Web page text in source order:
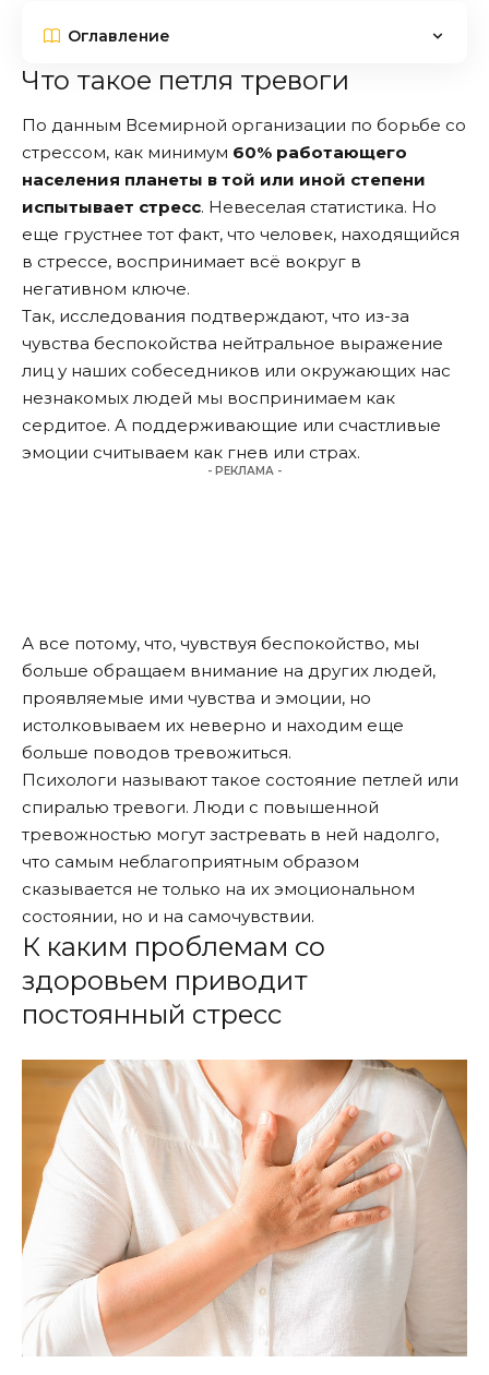
Оглавление
Что такое петля тревоги
По данным Всемирной организации по борьбе со
стрессом, как минимум 60% работающего
населения планеты в той или иной степени
испытывает стресс. Невеселая статистика. Но
еще грустнее тот факт, что человек, находящийся
в стрессе, воспринимает всё вокруг в
негативном ключе.
Так, исследования подтверждают, что из-за
чувства беспокойства нейтральное выражение
лиц у наших собеседников или окружающих нас
незнакомых людей мы воспринимаем как
сердитое. А поддерживающие или счастливые
эмоции считываем как гнев или страх.
- РЕКЛАМА -
А все потому, что, чувствуя беспокойство, мы
больше обращаем внимание на других людей,
проявляемые ими чувства и эмоции, но
истолковываем их неверно и находим еще
больше поводов тревожиться.
Психологи называют такое состояние петлей или
спиралью тревоги. Люди с повышенной
тревожностью могут застревать в ней надолго,
что самым неблагоприятным образом
сказывается не только на их эмоциональном
состоянии, но и на самочувствии.
К каким проблемам со
здоровьем приводит
постоянный стресс